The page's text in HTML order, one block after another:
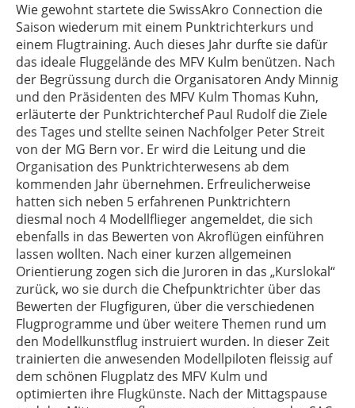
Wie gewohnt startete die SwissAkro Connection die
Saison wiederum mit einem Punktrichterkurs und
einem Flugtraining. Auch dieses Jahr durfte sie dafür
das ideale Fluggelände des MFV Kulm benützen. Nach
der Begrüssung durch die Organisatoren Andy Minnig
und den Präsidenten des MFV Kulm Thomas Kuhn,
erläuterte der Punktrichterchef Paul Rudolf die Ziele
des Tages und stellte seinen Nachfolger Peter Streit
von der MG Bern vor. Er wird die Leitung und die
Organisation des Punktrichterwesens ab dem
kommenden Jahr übernehmen. Erfreulicherweise
hatten sich neben 5 erfahrenen Punktrichtern
diesmal noch 4 Modellflieger angemeldet, die sich
ebenfalls in das Bewerten von Akroflügen einführen
lassen wollten. Nach einer kurzen allgemeinen
Orientierung zogen sich die Juroren in das „Kurslokal“
zurück, wo sie durch die Chefpunktrichter über das
Bewerten der Flugfiguren, über die verschiedenen
Flugprogramme und über weitere Themen rund um
den Modellkunstflug instruiert wurden. In dieser Zeit
trainierten die anwesenden Modellpiloten fleissig auf
dem schönen Flugplatz des MFV Kulm und
optimierten ihre Flugkünste. Nach der Mittagspause